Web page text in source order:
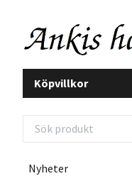
Köpvillkor
Nyheter